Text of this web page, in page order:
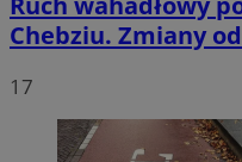
Chebziu. Zmiany
17